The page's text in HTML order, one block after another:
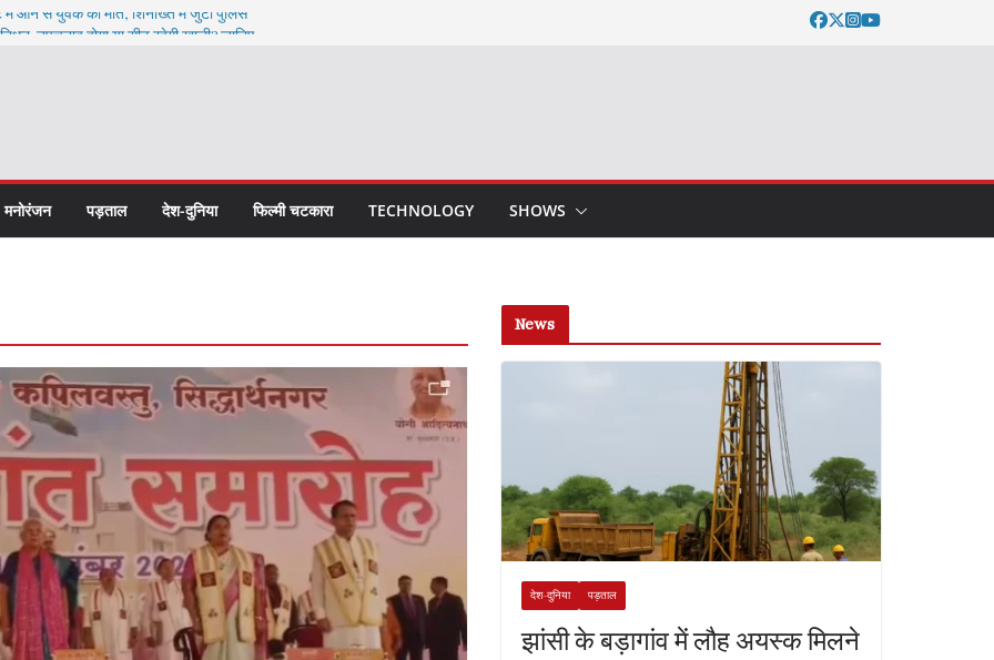
आने से युवक की मौत, शिनाख्त में जुटी पुलिस
ने लिया गुरु का आशीर्वाद
मनोरंजन पड़ताल देश-दुनिया फिल्मी चटकारा TECHNOLOGY SHOWS
News
देश-दुनिया पड़ताल
झांसी के बड़ागांव में लौह अयस्क मिलने